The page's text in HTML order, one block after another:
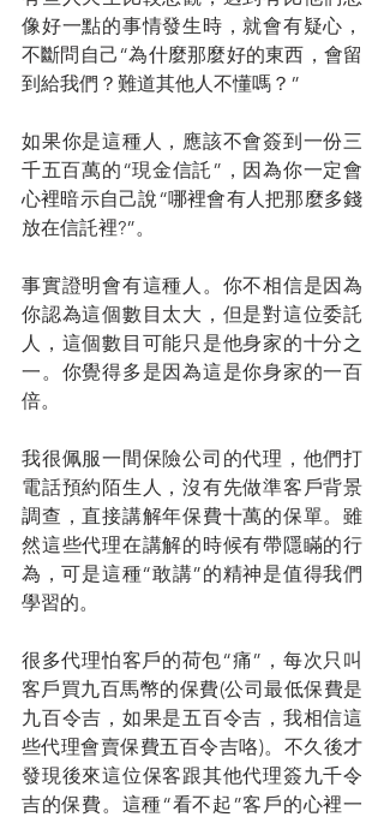
像好一點的事情發生時，就會有疑心，
不斷問自己“為什麼那麼好的東西，會留
到給我們？難道其他人不懂嗎？”
如果你是這種人，應該不會簽到一份三
千五百萬的“現金信託”，因為你一定會
心裡暗示自己說“哪裡會有人把那麼多錢
放在信託裡?”。
事實證明會有這種人。你不相信是因為
你認為這個數目太大，但是對這位委託
人，這個數目可能只是他身家的十分之
一。你覺得多是因為這是你身家的一百
倍。
我很佩服一間保險公司的代理，他們打
電話預約陌生人，沒有先做準客戶背景
調查，直接講解年保費十萬的保單。雖
然這些代理在講解的時候有帶隱瞞的行
為，可是這種“敢講”的精神是值得我們
學習的。
很多代理怕客戶的荷包“痛”，每次只叫
客戶買九百馬幣的保費(公司最低保費是
九百令吉，如果是五百令吉，我相信這
些代理會賣保費五百令吉咯)。不久後才
發現後來這位保客跟其他代理簽九千令
吉的保費。這種“看不起”客戶的心裡一